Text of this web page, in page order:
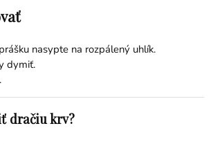
nasypte na rozpálený uhlík.
dymiť.
dračiu krv?